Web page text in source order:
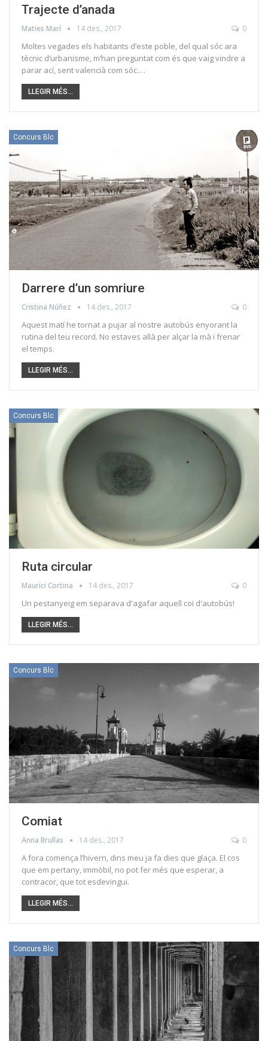
Trajecte d’anada
Maties Marí 14 des., 2017 0
Moltes vegades els habitants d’este poble, del qual sóc ara
tècnic d’urbanisme, m’han preguntat com és que vaig vindre a
parar ací, sent valencià com sóc.…
LLEGIR MÉS...
Concurs Blc
Darrere d’un somriure
Cristina Núñez 14 des., 2017 0
Aquest matí he tornat a pujar al nostre autobús enyorant la
rutina del teu record. No estaves allà per alçar la mà i frenar
el temps.
LLEGIR MÉS...
Concurs Blc
Ruta circular
Maurici Cortina 14 des., 2017 0
Un pestanyeig em separava d'agafar aquell coi d'autobús!
LLEGIR MÉS...
Concurs Blc
Comiat
Anna Brullas 14 des., 2017 0
A fora comença l’hivern, dins meu ja fa dies que glaça. El cos
que em pertany, immòbil, no pot fer més que esperar, a
contracor, que tot esdevingui.
LLEGIR MÉS...
Concurs Blc